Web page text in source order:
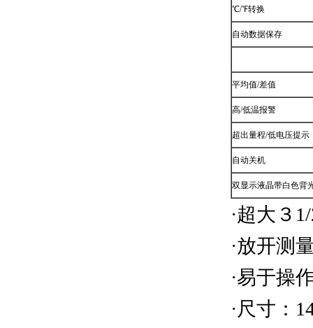
℃/℉转换
自动数据保存
平均值/差值
高/低温报警
超出量程/低电压提示
自动关机
双显示液晶带白色背
·超大３
·放开测
·易于操
·尺寸：